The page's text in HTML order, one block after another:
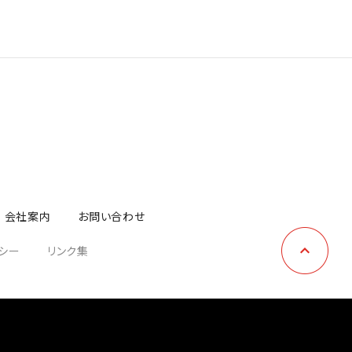
会社案内 お問い合わせ
ー リンク集